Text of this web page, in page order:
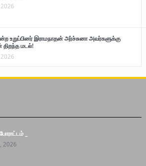
உறுப்பினர் இராமநாதன் அர்ச்சுனா அவர்களுக்கு
திறந்த மடல்!
_
2026